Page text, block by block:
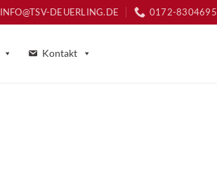
INFO@TSV-DEUERLING.DE 0172-8304695
Kontakt